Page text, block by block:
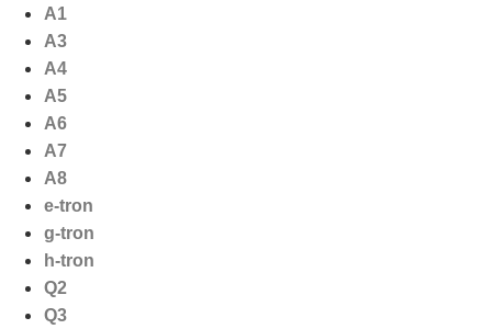
naar
inhoud
A1
A3
A4
A5
A6
A7
A8
e-tron
g-tron
h-tron
Q2
Q3